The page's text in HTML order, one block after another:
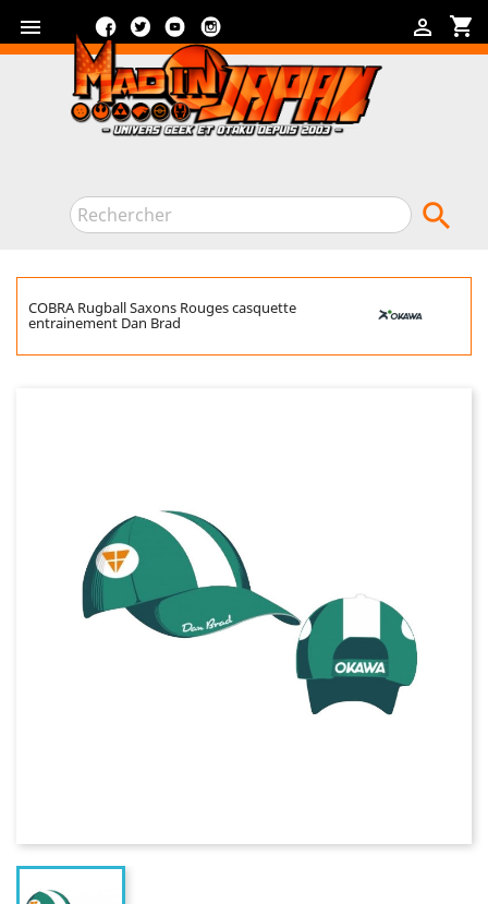
 shopping_cart

FacebookTwitterYouTube

COBRA Rugball Saxons Rouges casquette
entrainement Dan Brad